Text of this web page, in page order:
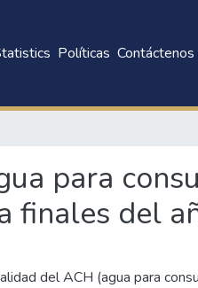
Políticas Contáctenos
para
finales del
del ACH (agua para